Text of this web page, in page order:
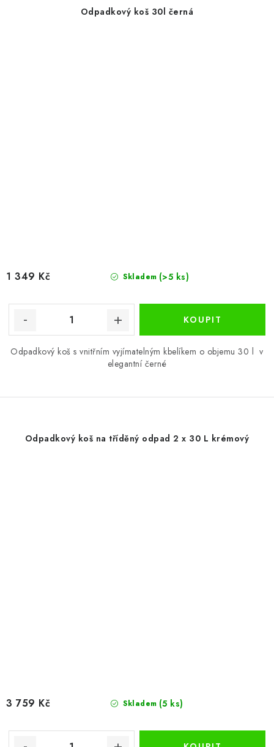
Odpadkový koš 30l černá
Skladem (>5 ks)
1 349 Kč
Odpadkový koš s vnitřním vyjímatelným kbelíkem o objemu 30 l v
elegantní černé
Odpadkový koš na tříděný odpad 2 x 30 L krémový
Skladem (5 ks)
3 759 Kč